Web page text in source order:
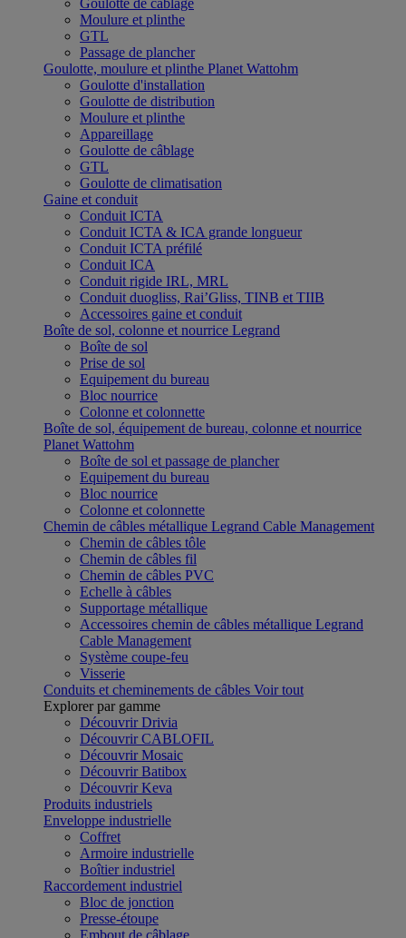
Goulotte de câblage
Moulure et plinthe
GTL
Passage de plancher
Goulotte, moulure et plinthe Planet Wattohm
Goulotte d'installation
Goulotte de distribution
Moulure et plinthe
Appareillage
Goulotte de câblage
GTL
Goulotte de climatisation
Gaine et conduit
Conduit ICTA
Conduit ICTA & ICA grande longueur
Conduit ICTA préfilé
Conduit ICA
Conduit rigide IRL, MRL
Conduit duogliss, Rai’Gliss, TINB et TIIB
Accessoires gaine et conduit
Boîte de sol, colonne et nourrice Legrand
Boîte de sol
Prise de sol
Equipement du bureau
Bloc nourrice
Colonne et colonnette
Boîte de sol, équipement de bureau, colonne et nourrice
Planet Wattohm
Boîte de sol et passage de plancher
Equipement du bureau
Bloc nourrice
Colonne et colonnette
Chemin de câbles métallique Legrand Cable Management
Chemin de câbles tôle
Chemin de câbles fil
Chemin de câbles PVC
Echelle à câbles
Supportage métallique
Accessoires chemin de câbles métallique Legrand
Cable Management
Système coupe-feu
Visserie
Conduits et cheminements de câbles Voir tout
Explorer par gamme
Découvrir Drivia
Découvrir CABLOFIL
Découvrir Mosaic
Découvrir Batibox
Découvrir Keva
Produits industriels
Enveloppe industrielle
Coffret
Armoire industrielle
Boîtier industriel
Raccordement industriel
Bloc de jonction
Presse-étoupe
Embout de câblage